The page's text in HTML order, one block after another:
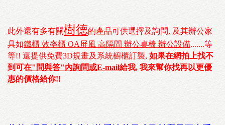
此外還有多有關樹德的產品可供選擇及詢問, 及其辦公家
具如鐵櫃 效率櫃 OA屏風 高隔間 辦公桌椅 辦公設備.......等
等!! 還提供免費3D規畫及系統櫥櫃訂製, 如果在網拍上找不
到可在"問與答"內詢問或E-mail給我, 我來幫你找再以更優
惠的價格給你!!